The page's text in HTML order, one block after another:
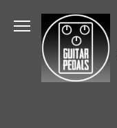
содержанию